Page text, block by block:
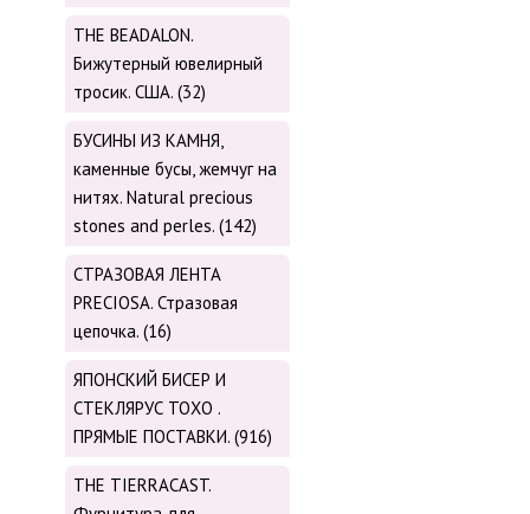
THE BEADALON.
Бижутерный ювелирный
тросик. США. (32)
БУСИНЫ ИЗ КАМНЯ,
каменные бусы, жемчуг на
нитях. Natural precious
stones and perles. (142)
СТРАЗОВАЯ ЛЕНТА
PRECIOSA. Стразовая
цепочка. (16)
ЯПОНСКИЙ БИСЕР И
СТЕКЛЯРУС TOХО .
ПРЯМЫЕ ПОСТАВКИ. (916)
THE TIERRACAST.